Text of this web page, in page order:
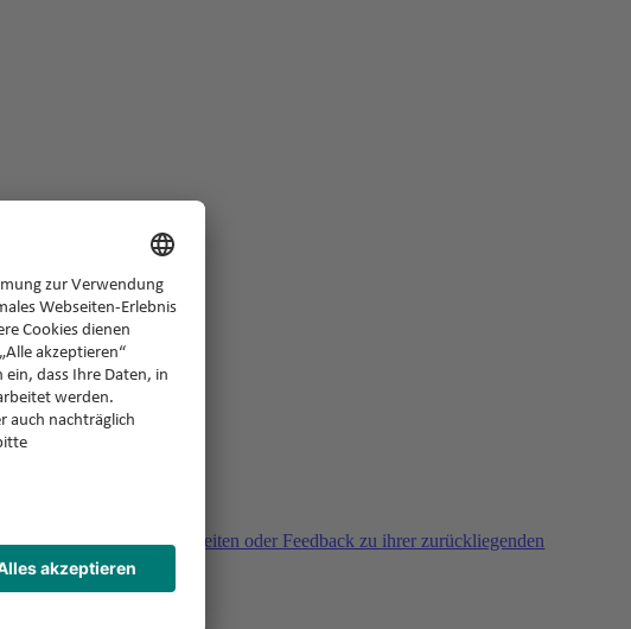
Sie haben Fragen, Unklarheiten oder Feedback zu ihrer zurückliegenden
Buchung?